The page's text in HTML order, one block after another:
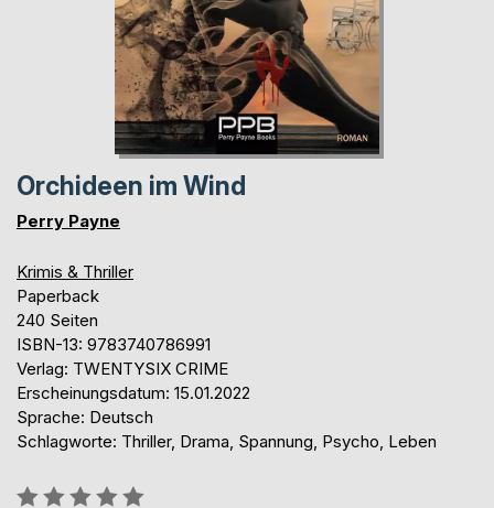
Orchideen im Wind
Perry Payne
Krimis & Thriller
Paperback
240 Seiten
ISBN-13: 9783740786991
Verlag: TWENTYSIX CRIME
Erscheinungsdatum: 15.01.2022
Sprache: Deutsch
Schlagworte: Thriller, Drama, Spannung, Psycho, Leben
Bewertung::